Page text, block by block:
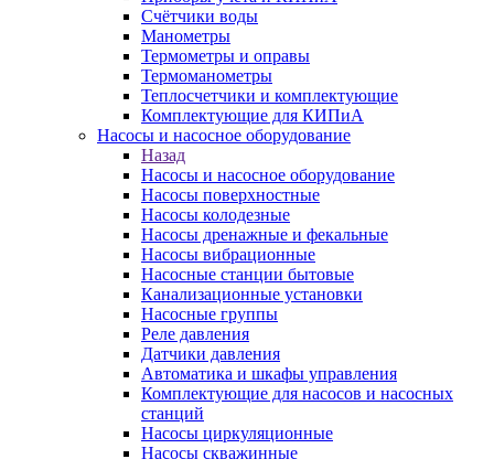
Счётчики воды
Манометры
Термометры и оправы
Термоманометры
Теплосчетчики и комплектующие
Комплектующие для КИПиА
Насосы и насосное оборудование
Назад
Насосы и насосное оборудование
Насосы поверхностные
Насосы колодезные
Насосы дренажные и фекальные
Насосы вибрационные
Насосные станции бытовые
Канализационные установки
Насосные группы
Реле давления
Датчики давления
Автоматика и шкафы управления
Комплектующие для насосов и насосных
станций
Насосы циркуляционные
Насосы скважинные